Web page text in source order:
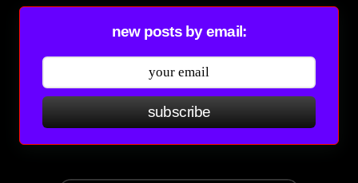
new posts by email:
subscribe